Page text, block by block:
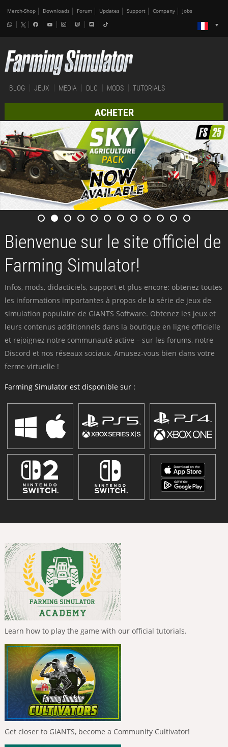
Merch-Shop Downloads Forum Updates Support Company Jobs
BLOG JEUX MEDIA DLC MODS TUTORIALS
ACHETER
Bienvenue sur le site officiel de
Farming Simulator!
Infos, mods, didacticiels, support et plus encore: obtenez toutes
les informations importantes à propos de la série de jeux de
simulation populaire de GIANTS Software. Obtenez les jeux et
leurs contenus additionnels dans la boutique en ligne officielle
et rejoignez notre communauté active – sur les forums, notre
Discord et nos réseaux sociaux. Amusez-vous bien dans votre
ferme virtuelle !
Farming Simulator est disponible sur :
Learn how to play the game with our official tutorials.
Get closer to GIANTS, become a Community Cultivator!